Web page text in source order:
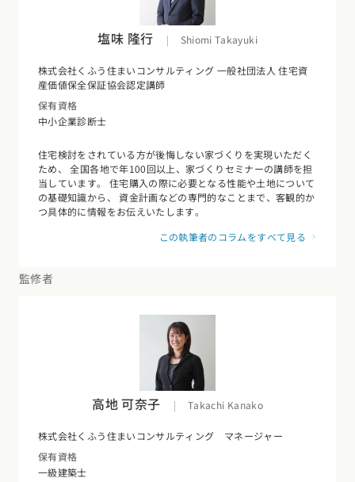
塩味 隆行 | Shiomi Takayuki
株式会社くふう住まいコンサルティング 一般社団法人 住宅資
産価値保全保証協会認定講師
保有資格
中小企業診断士
住宅検討をされている方が後悔しない家づくりを実現いただく
ため、 全国各地で年100回以上、家づくりセミナーの講師を担
当しています。 住宅購入の際に必要となる性能や土地について
の基礎知識から、 資金計画などの専門的なことまで、客観的か
つ具体的に情報をお伝えいたします。
この執筆者のコラムをすべて見る
監修者
高地 可奈子 | Takachi Kanako
株式会社くふう住まいコンサルティング マネージャー
保有資格
一級建築士